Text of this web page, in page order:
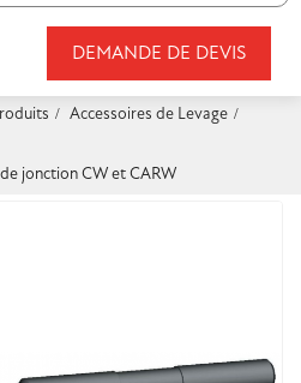
DEMANDE DE DEVIS
Accessoires de Levage
jonction CW et CARW